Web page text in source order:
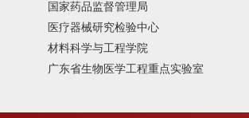
国家药品监督管理局
医疗器械研究检验中心
材料科学与工程学院
广东省生物医学工程重点实验室